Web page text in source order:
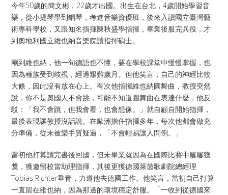
今年50歲的簡文彬，22歲才出國。出生在台北，4歲開始學習音
樂，從小提琴學到鋼琴，考進音樂資優班，後來入讀國立臺灣藝
術專科學校，又跟知名指揮陳秋盛學指揮，畢業後服完兵役，才
到奧地利國立維也納音樂院讀指揮碩士。
剛到維也納，他一句德語也不懂，要在學校課堂中慢慢掌握，也
因為種族受到歧視，經過艱難歲月。但他笑言，自己的神經比較
大條，因此沒有放在心上。有次他指揮維也納圓舞曲，教授突然
說，你不是奧國人不會跳，可能不知道圓舞曲在表達什麼，他反
駁：「我不會跳，但我會看，也會想像。」就自顧自開始指揮，
最後表現讓教授沒話說。在歐洲擔任指揮多年，每次他都會做充
分準備，從未被樂手質疑過，「不會輕易讓人問倒。」
當初他打算讀完書後回國，但未畢業就因為在國際比賽中屢屢獲
獎，獲邀留校當助理指揮，其後更獲德國萊茵歌劇院總經理
Tobias Richter垂青，力邀他去德國工作。他笑言，當初自己打算
一直留在維也納，因為那邊的環境穩定舒服。「一收到從德國來